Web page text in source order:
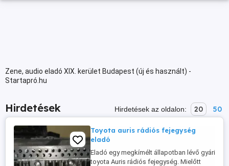
Zene, audio eladó XIX. kerület Budapest (új és használt) -
Startapró.hu
Hirdetések Hirdetések az oldalon: 20 50
Toyota auris rádiós fejegység
eladó
Eladó egy megkímélt állapotban lévő gyári
toyota Auris rádiós fejegység. Mielőtt